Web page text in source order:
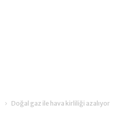
Doğal gaz ile hava kirliliği azalıyor